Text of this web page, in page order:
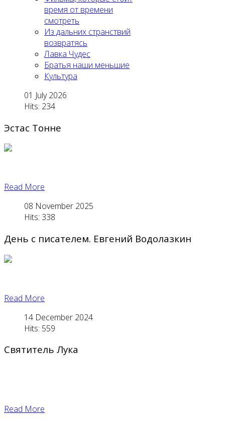
время от времени
смотреть
Из дальних странствий
возвратясь
Лавка Чудес
Братья наши меньшие
Культура
01 July 2026
Hits: 234
Эстас Тонне
Read More
08 November 2025
Hits: 338
День с писателем. Евгений Водолазкин
Read More
14 December 2024
Hits: 559
Святитель Лука
Read More